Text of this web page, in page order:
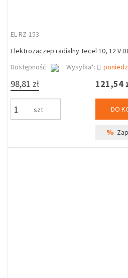
EL-RZ-153
Elektrozaczep radialny Tecel 10, 12 V
Dostępność
Wysyłka*:
98,81 zł
szt
121,54
DO
%